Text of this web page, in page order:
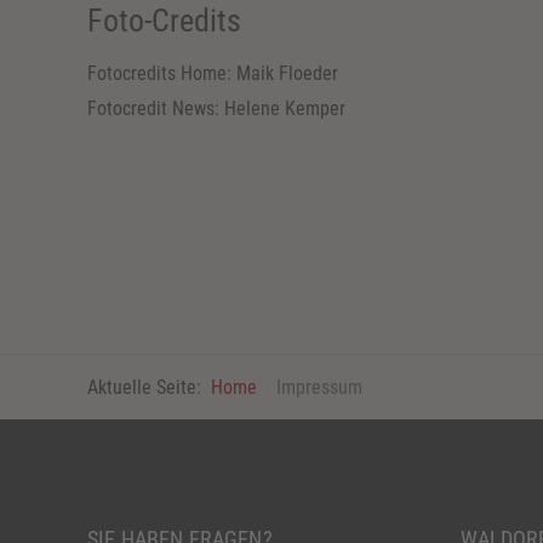
Foto-Credits
Fotocredits Home: Maik Floeder
Fotocredit News: Helene Kemper
Aktuelle Seite: Home Impressum